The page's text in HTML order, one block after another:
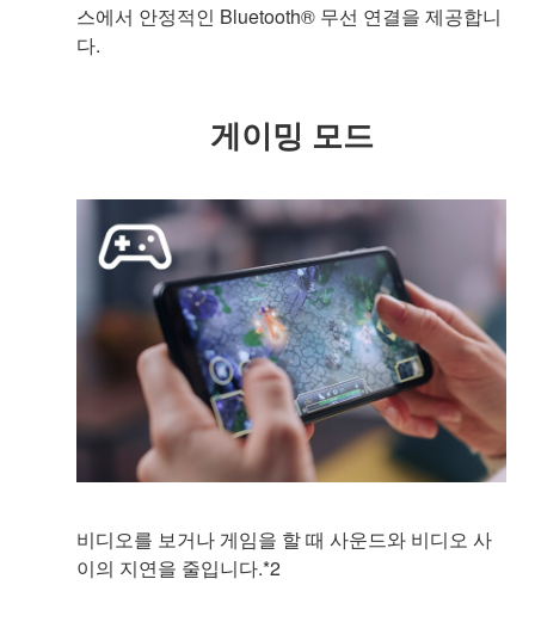
스에서 안정적인 Bluetooth® 무선 연결을 제공합니
다.
게이밍 모드
비디오를 보거나 게임을 할 때 사운드와 비디오 사
이의 지연을 줄입니다.*2